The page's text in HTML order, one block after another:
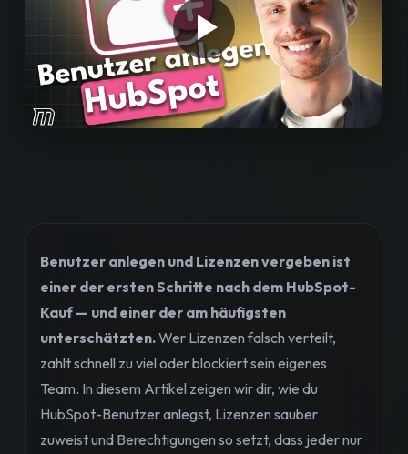
Bewertungen
Strategiegespräch buchen
Benutzer anlegen und Lizenzen vergeben ist
einer der ersten Schritte nach dem HubSpot-
Kauf — und einer der am häufigsten
unterschätzten.Wer Lizenzen falsch verteilt,
zahlt schnell zu viel oder blockiert sein eigenes
Team. In diesem Artikel zeigen wir dir, wie du
HubSpot-Benutzer anlegst, Lizenzen sauber
zuweist und Berechtigungen so setzt, dass jeder nur